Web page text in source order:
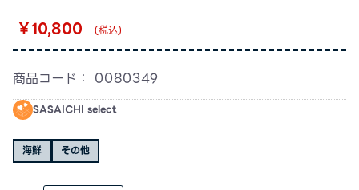
￥10,800
(税込)
商品コード： 0080349
SASAICHI select
海鮮 その他